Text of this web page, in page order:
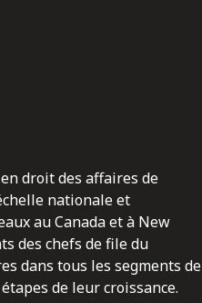
droit des affaires de
nationale et
au Canada et à New
des chefs de file du
dans tous les segments de
de leur croissance.